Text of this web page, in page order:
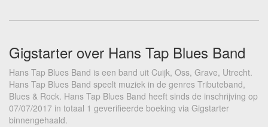
Gigstarter over Hans Tap Blues Band
Hans Tap Blues Band is een band uit Cuijk, Oss, Grave, Utrecht.
Hans Tap Blues Band speelt muziek in de genres Tributeband,
Blues & Rock. Hans Tap Blues Band heeft sinds de inschrijving op
07/07/2017 in totaal 1 geverifieerde boeking via Gigstarter
binnengehaald.